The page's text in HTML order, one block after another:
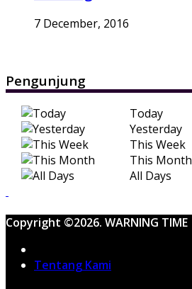
7 December, 2016
Pengunjung
Today
Yesterday
This Week
This Month
All Days
Copyright ©2026. WARNING TIME
Tentang Kami